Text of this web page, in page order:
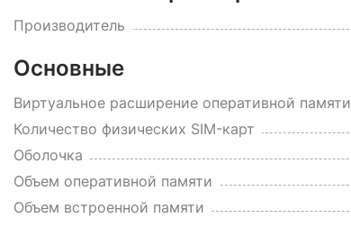
Производитель
Основные
Виртуальное расширение оперативной памяти
Количество физических SIM-карт
Оболочка
Объем оперативной памяти
Объем встроенной памяти